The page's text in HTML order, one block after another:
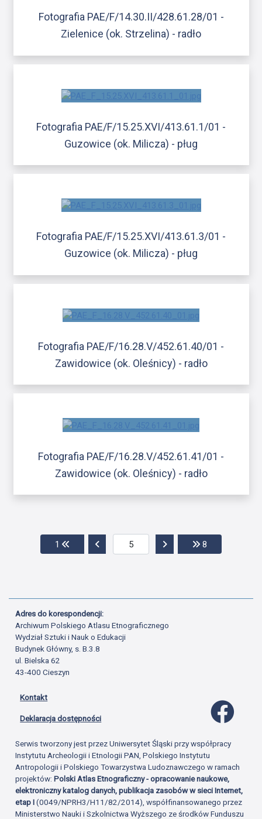
Fotografia PAE/F/14.30.II/428.61.28/01 -
Zielenice (ok. Strzelina) - radło
Fotografia PAE/F/15.25.XVI/413.61.1/01 -
Guzowice (ok. Milicza) - pług
Fotografia PAE/F/15.25.XVI/413.61.3/01 -
Guzowice (ok. Milicza) - pług
Fotografia PAE/F/16.28.V/452.61.40/01 -
Zawidowice (ok. Oleśnicy) - radło
Fotografia PAE/F/16.28.V/452.61.41/01 -
Zawidowice (ok. Oleśnicy) - radło
1 Przejdź do pierwszej strony
Przejdź do poprzedniej stronyPrzejdź do następnej
8
Adres do korespondencji:
Archiwum Polskiego Atlasu Etnograficznego
Wydział Sztuki i Nauk o Edukacji
Budynek Główny, s. B.3.8
ul. Bielska 62
43-400 Cieszyn
Kontakt
Deklaracja dostępności
Serwis tworzony jest przez Uniwersytet Śląski przy współpracy
Instytutu Archeologii i Etnologii PAN, Polskiego Instytutu
Antropologii i Polskiego Towarzystwa Ludoznawczego w ramach
projektów:Polski Atlas Etnograficzny - opracowanie naukowe,
elektroniczny katalog danych, publikacja zasobów w sieci Internet,
etap I(0049/NPRH3/H11/82/2014), współfinansowanego przez
Ministerstwo Nauki i Szkolnictwa Wyższego ze środków Funduszu